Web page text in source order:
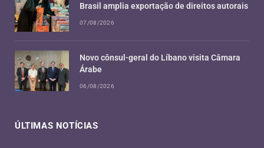
ÚLTIMAS NOTÍCIAS
Brasil amplia exportação de direitos autorais
07/08/2026
Novo cônsul-geral do Líbano visita Câmara
Árabe
06/08/2026